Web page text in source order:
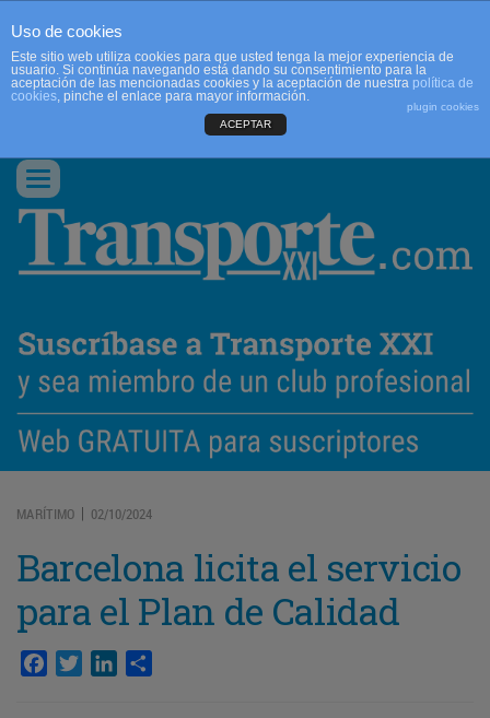
CONTACTO
Conmutar
navegación
MARÍTIMO | 02/10/2024
Barcelona licita el servicio
para el Plan de Calidad
Facebook
TwitterLinkedIn
Uso de cookies
Este sitio web utiliza cookies para que usted tenga la mejor experiencia de
usuario. Si continúa navegando está dando su consentimiento para la
aceptación de las mencionadas cookies y la aceptación de nuestra política de
cookies, pinche el enlace para mayor información.
plugin cookies
ACEPTAR